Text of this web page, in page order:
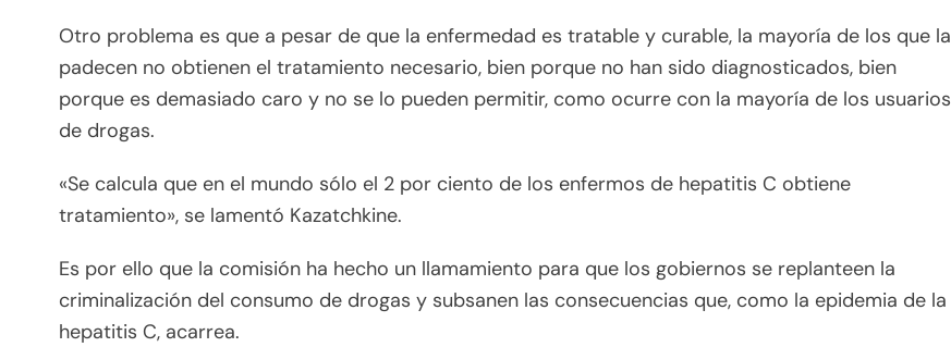
Otro problema es que a pesar de que la enfermedad es tratable y curable, la mayoría de los que la
padecen no obtienen el tratamiento necesario, bien porque no han sido diagnosticados, bien
porque es demasiado caro y no se lo pueden permitir, como ocurre con la mayoría de los usuarios
de drogas.
«Se calcula que en el mundo sólo el 2 por ciento de los enfermos de hepatitis C obtiene
tratamiento», se lamentó Kazatchkine.
Es por ello que la comisión ha hecho un llamamiento para que los gobiernos se replanteen la
criminalización del consumo de drogas y subsanen las consecuencias que, como la epidemia de la
hepatitis C, acarrea.